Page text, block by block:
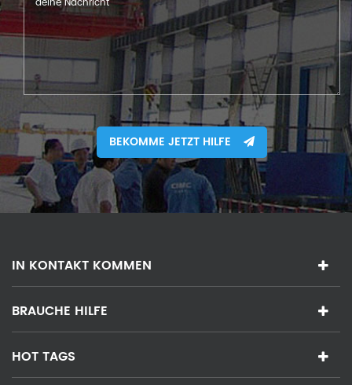
BEKOMME JETZT HILFE
IN KONTAKT KOMMEN
BRAUCHE HILFE
HOT TAGS